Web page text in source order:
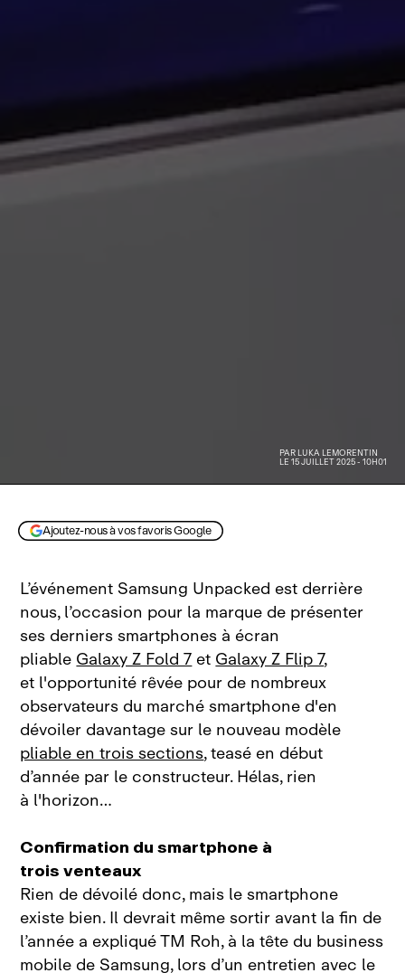
PAR LUKA LEMORENTIN
LE 15 JUILLET 2025 - 10H01
Ajoutez-nous à vos favoris Google
L’événement Samsung Unpacked est derrière
nous, l’occasion pour la marque de présenter
ses derniers smartphones à écran
pliableGalaxy Z Fold 7etGalaxy Z Flip 7,
et l'opportunité rêvée pour de nombreux
observateurs du marché smartphone d'en
dévoiler davantage sur le nouveau modèle
pliable en trois sections, teasé en début
d’année par le constructeur. Hélas, rien
à l'horizon…
Confirmation du smartphone à
trois venteaux
Rien de dévoilé donc, mais le smartphone
existe bien. Il devrait même sortir avant la fin de
l’année a expliqué TM Roh, à la tête du business
mobile de Samsung, lors d’un entretien avec le